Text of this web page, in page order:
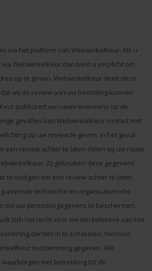
via het platform van WebwinkelKeur. Als u
WebwinkelKeur dan bent u verplicht om
op te geven. WebwinkelKeur deelt deze
wij de review aan uw bestelling kunnen
publiceert uw naam eveneens op de
gevallen kan WebwinkelKeur contact met
op uw review te geven. In het geval
een review achter te laten delen wij uw naam
Zij gebruiken deze gegevens
te nodigen om een review achter te laten.
technische en organisatorische
om uw persoonsgegevens te beschermen.
zich het recht voor om ten behoeve van het
derden in te schakelen, hiervoor
toestemming gegeven. Alle
met betrekking tot de